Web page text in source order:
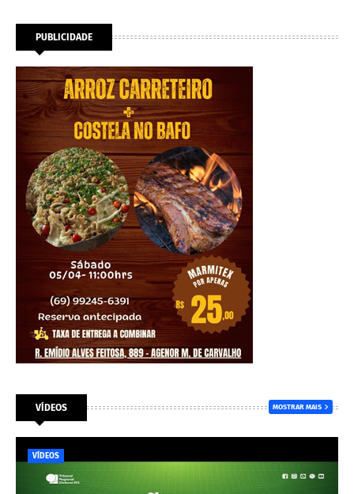
PUBLICIDADE
VÍDEOS MOSTRAR MAIS
VÍDEOS